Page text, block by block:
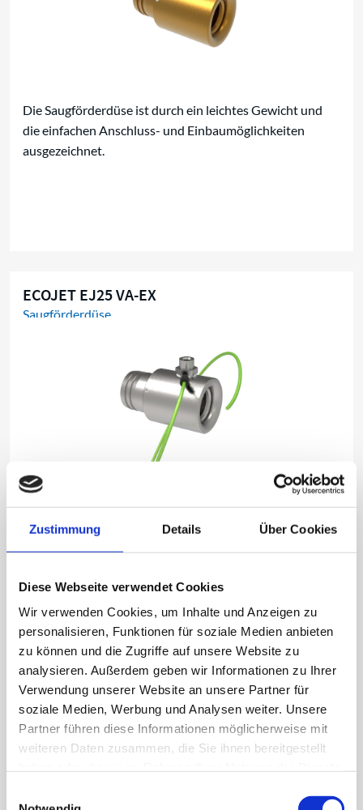
Zustimmung Details Über Cookies
Diese Webseite verwendet Cookies
Wir verwenden Cookies, um Inhalte und Anzeigen zu
personalisieren, Funktionen für soziale Medien anbieten
zu können und die Zugriffe auf unsere Website zu
analysieren. Außerdem geben wir Informationen zu Ihrer
Verwendung unserer Website an unsere Partner für
soziale Medien, Werbung und Analysen weiter. Unsere
Partner führen diese Informationen möglicherweise mit
weiteren Daten zusammen, die Sie ihnen bereitgestellt
Die Saugförderdüse ist durch ein leichtes Gewicht und
die einfachen Anschluss- und Einbaumöglichkeiten
ausgezeichnet.
ECOJET EJ25 VA-EX
Saugförderdüse
Die Saugförderdüse ist durch ein leichtes Gewicht und
die einfachen Anschluss- und Einbaumöglichkeiten
ECOJET EJ40 Aluminium
Saugförderdüse